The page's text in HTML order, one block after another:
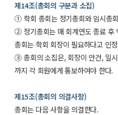
제14조(총회의 구분과 소집)
① 학회 총회는 정기총회와 임시총
② 정기총회는 매 회계연도 종료 후
총회는 학회 회장이 필요하다고 인
③ 총회의 소집은, 회장이 안건, 일
까지 각 회원에게 통보하여야 한다.
제15조(총회의 의결사항)
총회는 다음 사항을 의결한다.